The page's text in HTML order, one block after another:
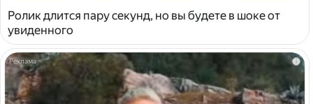
Ролик длится пару секунд, но вы будете в шоке от
увиденного
i